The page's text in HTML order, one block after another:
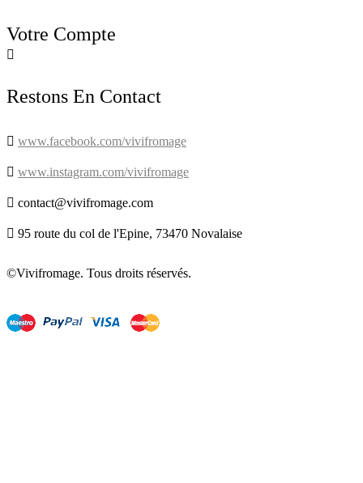
Votre Compte

Restons En Contact
 www.facebook.com/vivifromage
 www.instagram.com/vivifromage
 contact@vivifromage.com
 95 route du col de l'Epine, 73470 Novalaise
©Vivifromage. Tous droits réservés.